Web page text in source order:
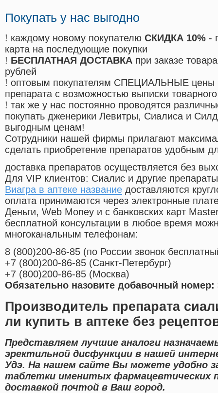
Покупать у нас выгодно
! каждому новому покупателю СКИДКА 10% -
карта на последующие покупки
! БЕСПЛАТНАЯ ДОСТАВКА при заказе
рублей
! оптовым покупателям СПЕЦИАЛЬНЫЕ цены
препарата с возможностью выписки
! так же у нас постоянно проводятся
покупать дженерики Левитры, Сиалиса и
выгодным ценам!
Cотрудники нашей фирмы прилагают
сделать приобретение препаратов удобным
доставка препаратов осуществляется без
Для VIP клиентов: Сиалис и другие
Виагра в аптеке название доставляются
оплата принимаются через электронные
Деньги, Web Money и с банковских карт
бесплатной консультации в любое время
многоканальным телефонам:
8 (800)200-86-85 (по России звонок
+7 (800)200-86-85 (Санкт-Петербург)
+7 (800)200-86-85 (Москва)
Обязательно назовите добавочный номер:
Производитель препарата
ли купить в аптеке без
Представляем лучшие аналоги
эректильной дисфункции в нашей
Удэ. На нашем сайте Вы можете удобно
таблетки именитых фармацевтических
доставкой почтой в Ваш город.